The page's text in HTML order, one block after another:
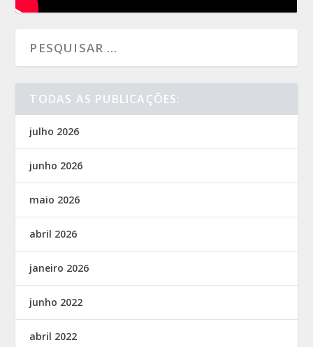
TODAS AS PUBLICAÇÕES:
julho 2026
junho 2026
maio 2026
abril 2026
janeiro 2026
junho 2022
abril 2022